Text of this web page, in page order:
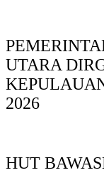
UTARA
2026
HUT